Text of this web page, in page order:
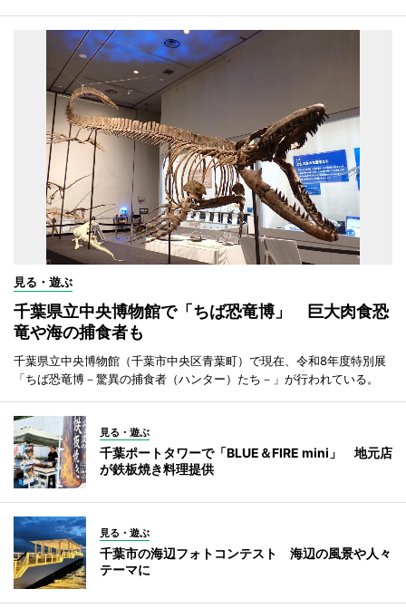
見る・遊ぶ
千葉県立中央博物館で「ちば恐竜博」 巨大肉食恐
竜や海の捕食者も
千葉県立中央博物館（千葉市中央区青葉町）で現在、令和8年度特別展
「ちば恐竜博－驚異の捕食者（ハンター）たち－」が行われている。
見る・遊ぶ
千葉ポートタワーで「BLUE＆FIRE mini」 地元店
が鉄板焼き料理提供
見る・遊ぶ
千葉市の海辺フォトコンテスト 海辺の風景や人々
テーマに